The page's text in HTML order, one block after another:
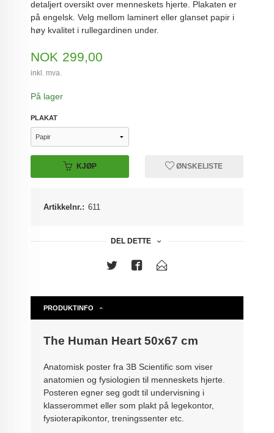
detaljert oversikt over menneskets hjerte. Plakaten er
på engelsk. Velg mellom laminert eller glanset papir i
høy kvalitet i rullegardinen under.
Pris
NOK 299,00
inkl. mva.
På lager
PLAKAT
KJØP ØNSKELISTE
Artikkelnr.: 611
DEL DETTE
PRODUKTINFO
The Human Heart 50x67 cm
Anatomisk poster fra 3B Scientific som viser
anatomien og fysiologien til menneskets hjerte.
Posteren egner seg godt til undervisning i
klasserommet eller som plakt på legekontor,
fysioterapikontor, treningssenter etc.